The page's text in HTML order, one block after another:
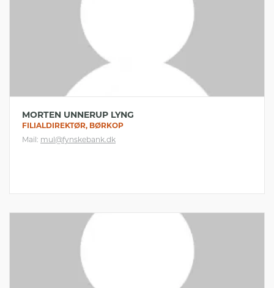
MORTEN UNNERUP LYNG
FILIALDIREKTØR, BØRKOP
Mail: mul@fynskebank.dk